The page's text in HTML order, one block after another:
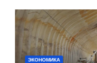
ЭКОНОМИКА